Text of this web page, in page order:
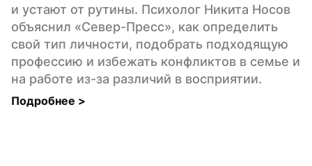
и устают от рутины. Психолог Никита Носов
объяснил «Север-Пресс», как определить
свой тип личности, подобрать подходящую
профессию и избежать конфликтов в семье и
на работе из-за различий в восприятии.
Подробнее >